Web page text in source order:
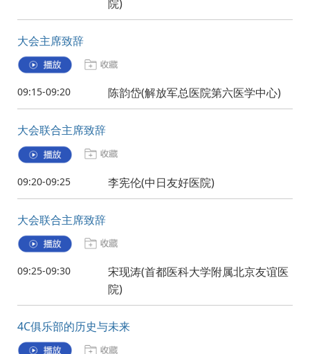
院)
大会主席致辞
09:15-09:20 陈韵岱(解放军总医院第六医学中心)
大会联合主席致辞
09:20-09:25 李宪伦(中日友好医院)
大会联合主席致辞
09:25-09:30
宋现涛(首都医科大学附属北京友谊医
院)
4C俱乐部的历史与未来